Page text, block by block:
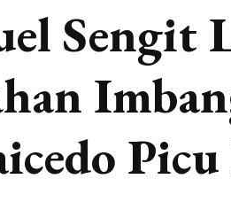
Sengit